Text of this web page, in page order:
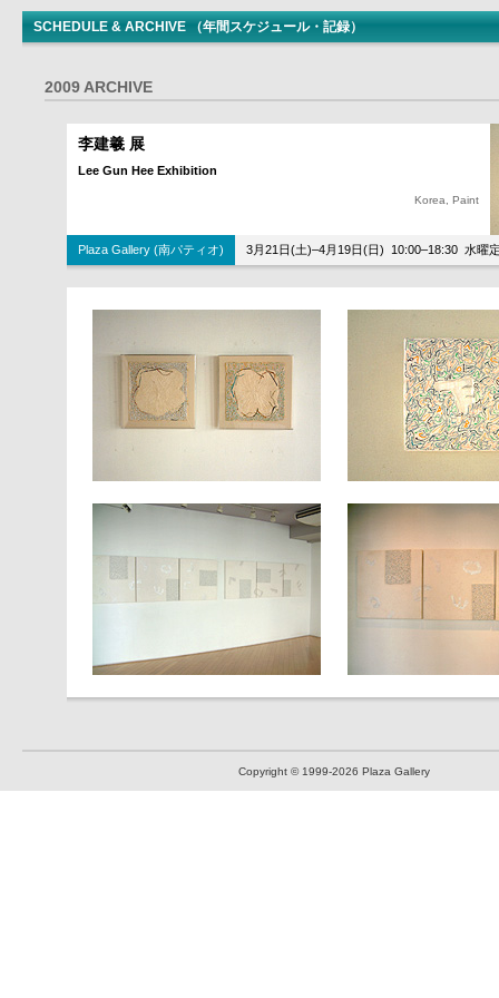
SCHEDULE & ARCHIVE （年間スケジュール・記録）
2009 ARCHIVE
李建羲 展
Lee Gun Hee Exhibition
Korea, Paint
Plaza Gallery (南パティオ) 3月21日(土)–4月19日(日) 10:00–18:30 水曜
Copyright © 1999-2026 Plaza Gallery